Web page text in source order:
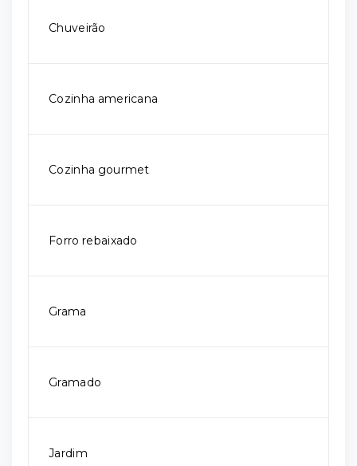
Chuveirão
Cozinha americana
Cozinha gourmet
Forro rebaixado
Grama
Gramado
Jardim